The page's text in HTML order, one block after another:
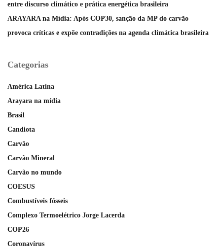
entre discurso climático e prática energética brasileira
ARAYARA na Mídia: Após COP30, sanção da MP do carvão
provoca críticas e expõe contradições na agenda climática brasileira
Categorias
América Latina
Arayara na mídia
Brasil
Candiota
Carvão
Carvão Mineral
Carvão no mundo
COESUS
Combustíveis fósseis
Complexo Termoelétrico Jorge Lacerda
COP26
Coronavírus